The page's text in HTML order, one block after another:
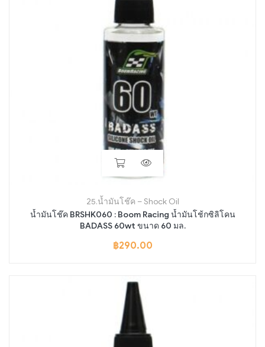
25.น้ำมันโช๊ค – Shock Oil
น้ำมันโช๊ค BRSHK060 : Boom Racing น้ำมันโช้กซิลิโคน
BADASS 60wt ขนาด 60 มล.
฿290.00